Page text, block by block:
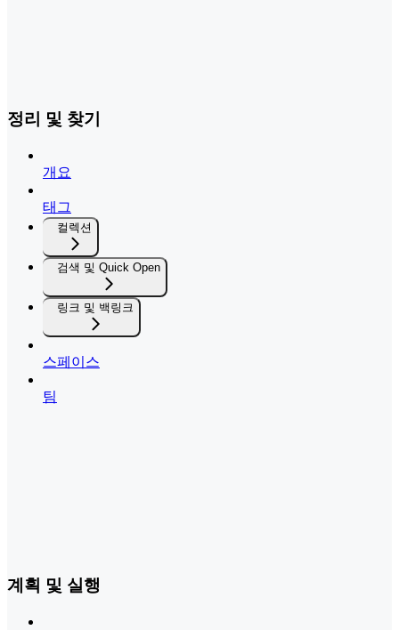
정리 및 찾기
개요
태그
컬렉션
검색 및 Quick Open
링크 및 백링크
스페이스
팀
계획 및 실행